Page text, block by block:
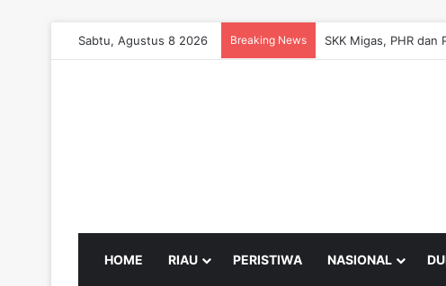
Sabtu, Agustus 8 2026 Breaking News
HOME RIAU PERISTIWA NASIONAL